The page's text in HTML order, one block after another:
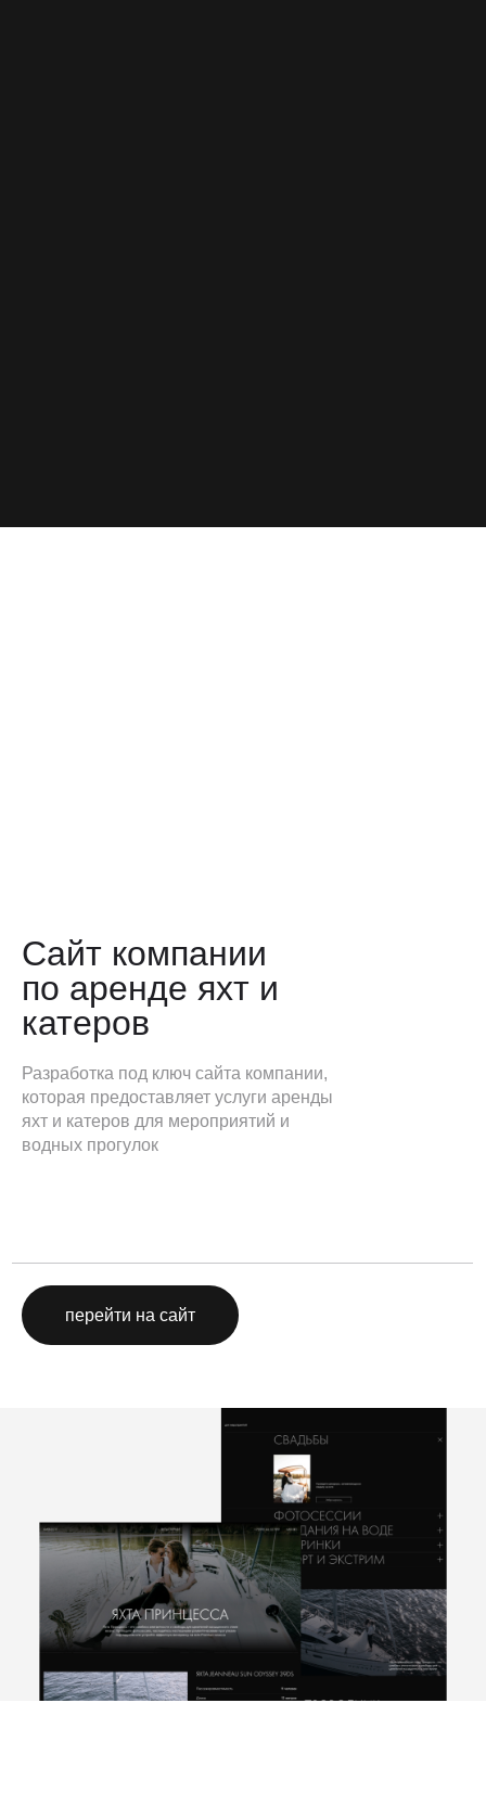
Сайт компании
по аренде яхт и
катеров
Разработка под ключ сайта компании,
которая предоставляет услуги аренды
яхт и катеров для мероприятий и
водных прогулок
перейти на сайт